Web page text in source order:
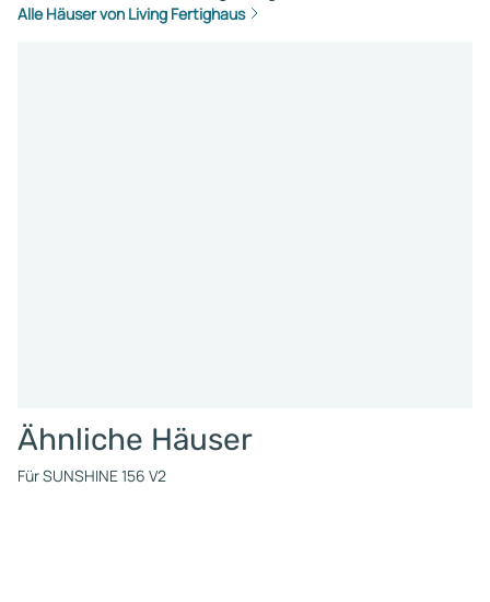
Alle Häuser von Living Fertighaus
Ähnliche Häuser
Für SUNSHINE 156 V2